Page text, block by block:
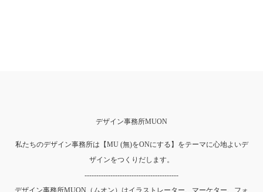
デザイン事務所MUON
私たちのデザイン事務所は【MU (無)をONにする】をテーマに心地よいデ
ザインをつくりだします。
----------------------------------------
デザイン事務所MUON（ムオン）はイラストレーター、マーケター、フォ